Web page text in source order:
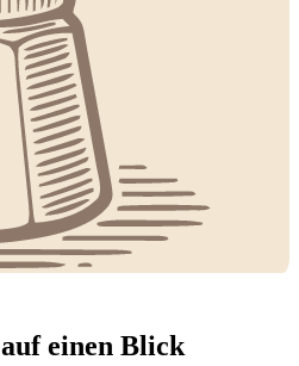
auf einen Blick